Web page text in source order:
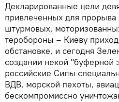
Декларированные цели
привлеченных для прорыва
штурмовых,
теробороны – Киеву
обстановке, и сегодня
создании некой "буферной
российские Силы
ВДВ, морской пехоты,
бескомпромиссно